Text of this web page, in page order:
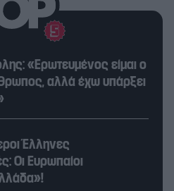
«Ερωτευμένος είμαι ο
αλλά έχω υπάρξει
Έλληνες
Οι Ευρωπαίοι